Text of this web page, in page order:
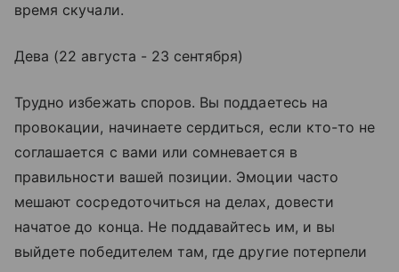
время скучали.
Дева (22 августа - 23 сентября)
Трудно избежать споров. Вы поддаетесь на
провокации, начинаете сердиться, если кто-то не
соглашается с вами или сомневается в
правильности вашей позиции. Эмоции часто
мешают сосредоточиться на делах, довести
начатое до конца. Не поддавайтесь им, и вы
выйдете победителем там, где другие потерпели